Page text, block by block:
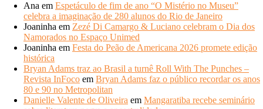
Ana em Espetáculo de fim de ano “O Mistério no Museu”
celebra a imaginação de 280 alunos do Rio de Janeiro
Joaninha em Zezé Di Camargo & Luciano celebram o Dia dos
Namorados no Espaço Unimed
Joaninha em Festa do Peão de Americana 2026 promete edição
histórica
Bryan Adams traz ao Brasil a turnê Roll With The Punches –
Revista InFoco em Bryan Adams faz o público recordar os anos
80 e 90 no Metropolitan
Danielle Valente de Oliveira em Mangaratiba recebe seminário